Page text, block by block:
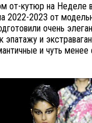
от-кутюр на Неделе
2022-2023 от
очень
эпатажу и
и чуть